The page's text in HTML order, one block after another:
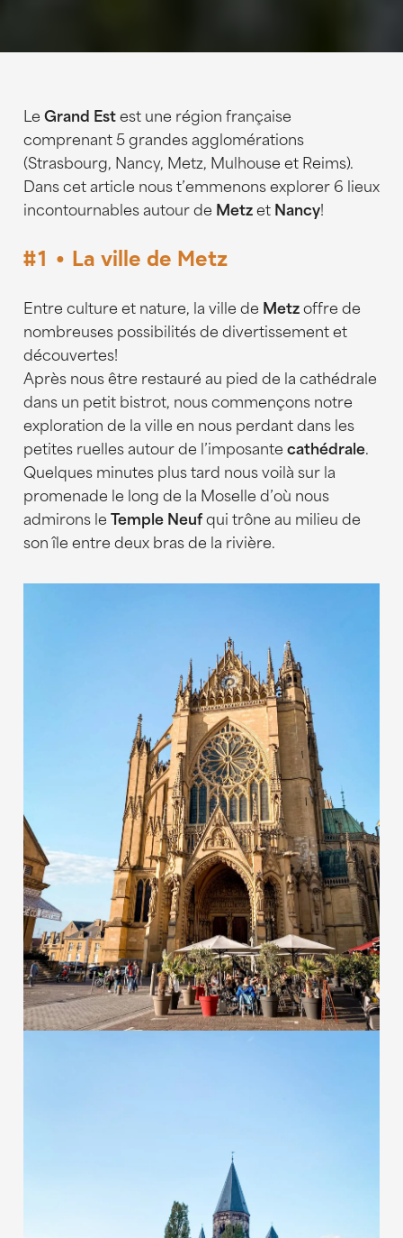
Le Grand Estest une région française
comprenant 5 grandes agglomérations
(Strasbourg, Nancy, Metz, Mulhouse et Reims).
Dans cet article nous t’emmenons explorer 6 lieux
incontournables autour de Metz et Nancy!
#1 • La ville de Metz
Entre culture et nature, la ville de Metz offre de
nombreuses possibilités de divertissement et
découvertes!
Après nous être restauré au pied de la cathédrale
dans un petit bistrot, nous commençons notre
exploration de la ville en nous perdant dans les
petites ruelles autour de l’imposante cathédrale.
Quelques minutes plus tard nous voilà sur la
promenade le long de la Moselle d’où nous
admirons le
Temple Neufqui trône au milieu de
son île entre deux bras de la rivière.